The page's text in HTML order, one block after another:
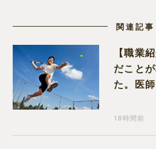
関連記事
【職業
だこと
た。医
18時間前